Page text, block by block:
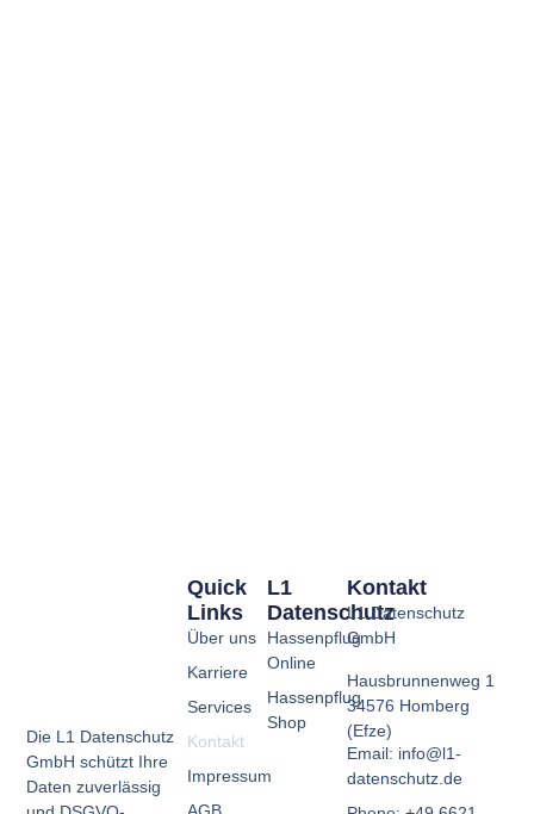
Die L1 Datenschutz
GmbH schützt Ihre
Daten zuverlässig
L1
Datenschutz
Hassenpflug
Online
Hassenpflug
Shop
Quick
Links
Über uns
Karriere
Services
Kontakt
Impressum
Kontakt
L1 Datenschutz
GmbH
Hausbrunnenweg 1
34576 Homberg
(Efze)
Email: info@l1-
datenschutz.de